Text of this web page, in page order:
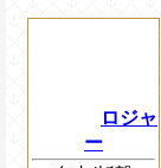
ロジャ
ー